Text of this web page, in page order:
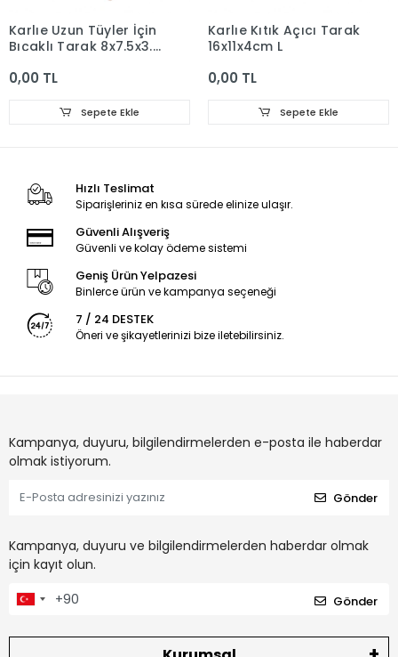
Karlıe Uzun Tüyler İçin
Bıçaklı Tarak 8x7.5x3.5
0,00 TL
Sepete Ekle
Karlıe Kıtık Açıcı Tarak
16x11x4cm L
0,00 TL
Sepete Ekle
Hızlı Teslimat
Siparişleriniz en kısa sürede elinize ulaşır.
Güvenli Alışveriş
Güvenli ve kolay ödeme sistemi
Geniş Ürün Yelpazesi
Binlerce ürün ve kampanya seçeneği
7 / 24 DESTEK
Öneri ve şikayetlerinizi bize iletebilirsiniz.
Kampanya, duyuru, bilgilendirmelerden e-posta ile haberdar
olmak istiyorum.
Gönder
Kampanya, duyuru ve bilgilendirmelerden haberdar olmak
için kayıt olun.
Gönder